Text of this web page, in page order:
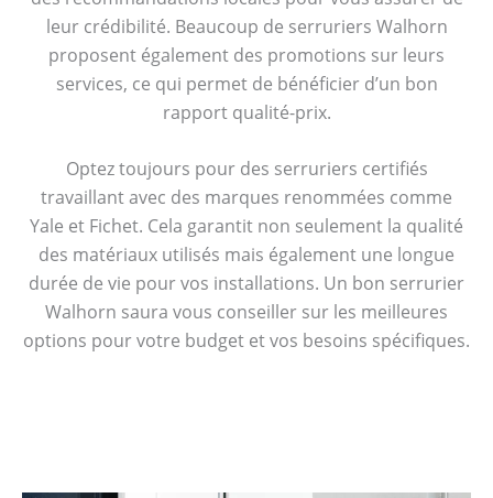
leur crédibilité. Beaucoup de serruriers Walhorn
proposent également des promotions sur leurs
services, ce qui permet de bénéficier d’un bon
rapport qualité-prix.
Optez toujours pour des serruriers certifiés
travaillant avec des marques renommées comme
Yale et Fichet. Cela garantit non seulement la qualité
des matériaux utilisés mais également une longue
durée de vie pour vos installations. Un bon serrurier
Walhorn saura vous conseiller sur les meilleures
options pour votre budget et vos besoins spécifiques.